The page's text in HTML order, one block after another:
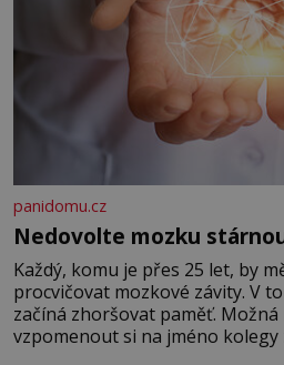
panidomu.cz
Nedovolte mozku
Každý, komu je přes 25 let, by
procvičovat mozkové závity. V
začíná zhoršovat paměť.
vzpomenout si na jméno kolegy